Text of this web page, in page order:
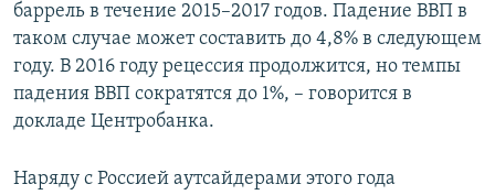
баррель в течение 2015–2017 годов. Падение ВВП в
таком случае может составить до 4,8% в следующем
году. В 2016 году рецессия продолжится, но темпы
падения ВВП сократятся до 1%, – говорится в
докладе Центробанка.
Наряду с Россией аутсайдерами этого года